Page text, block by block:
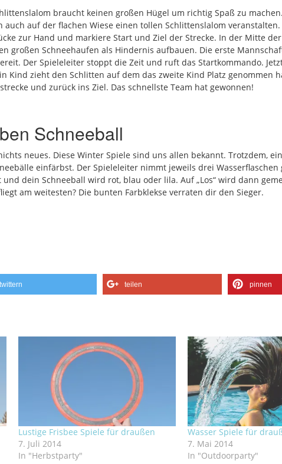
braucht keinen großen Hügel um richtig Spaß zu
auch auf der flachen Wiese einen tollen Schlittenslalom
zur Hand und markiere Start und Ziel der Strecke. In der Mitte
großen Schneehaufen als Hindernis aufbauen. Die erste
Der Spieleleiter stoppt die Zeit und ruft das Startkommando.
Kind zieht den Schlitten auf dem das zweite Kind Platz genommen
und zurück ins Ziel. Das schnellste Team hat gewonnen!
Schneeball
neues. Diese Winter Spiele sind uns allen bekannt. Trotzdem,
einfärbst. Der Spieleleiter nimmt jeweils drei
dein Schneeball wird rot, blau oder lila. Auf „Los“ wird dann
am weitesten? Die bunten Farbklekse verraten dir den Sieger.
twittern teilen pinnen
Lustige Frisbee Spiele für draußen
7. Juli 2014
In "Herbstparty"
Wasser Spiele für
7. Mai 2014
In "Outdoorparty"